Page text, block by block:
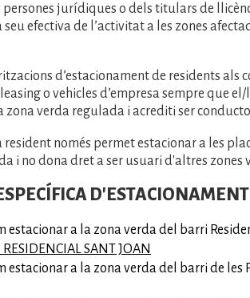
persones jurídiques o dels titulars de
efectiva de l’activitat a les zones
d’estacionament de residents als
o vehicles d’empresa sempre que
verda regulada i acrediti ser
resident només permet estacionar a les
i no dona dret a ser usuari d'altres zones
D'ESTACIONAMENT
estacionar a la zona verda del barri
SANT JOAN
estacionar a la zona verda del barri de les